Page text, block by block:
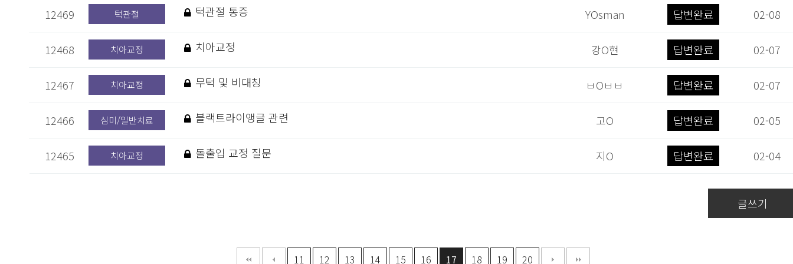
12469 턱관절 턱관절 통증 YOsman 답변완료 02-08
12468 치아교정 치아교정 강O현 답변완료 02-07
12467 치아교정 무턱 및 비대칭 ㅂOㅂㅂ 답변완료 02-07
12466 심미/일반치료 블랙트라이앵글 관련 고O 답변완료 02-05
12465 치아교정 돌출입 교정 질문 지O 답변완료 02-04
글쓰기
11 12 13 14 15 16 17 18 19 20
다음 맨끝